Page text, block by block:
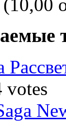
(10,00
votes